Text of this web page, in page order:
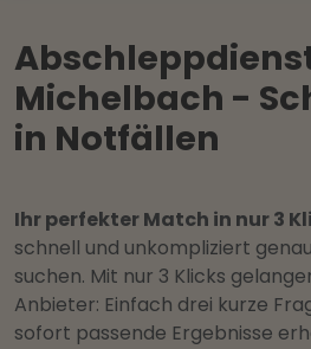
Michelbach -
in Notfällen
Ihr perfekter Match in nur 3
schnell und unkompliziert
suchen. Mit nur 3 Klicks
Anbieter: Einfach drei kurze
sofort passende Ergebnisse